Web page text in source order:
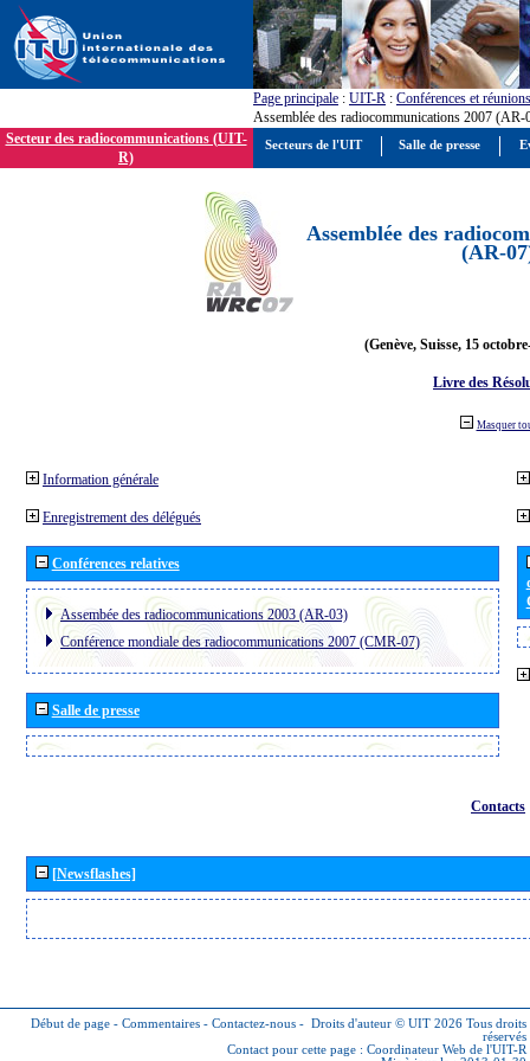
Page principale : UIT-R : Conférences et réunions
Assemblée des radiocommunications 2007 (AR-
Secteur des radiocommunications (UIT-
R)
Assemblée des
(AR-
(Genève, Suisse, 15
Livre des
Masquer
Information générale
Enregistrement des délégués
Conférences relatives
Assembée des radiocommunications 2003 (AR-03)
Conférence mondiale des radiocommunications 2007 (CMR-07)
Salle de presse
Contacts
[Newsflashes]
Début de page - Commentaires - Contactez-nous - Droits d'auteur © UIT 2026 Tous droits
réservés
Contact pour cette page : Coordinateur Web de l'UIT-R
Secteurs de l'UIT Salle de presse